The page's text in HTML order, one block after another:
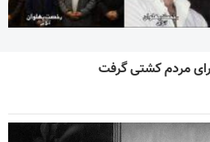
مردم کشتی گرفت